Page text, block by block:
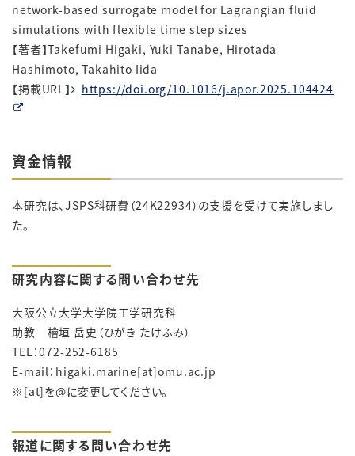
network-based surrogate model for Lagrangian fluid
simulations with flexible time step sizes
【著者】Takefumi Higaki, Yuki Tanabe, Hirotada
Hashimoto, Takahito Iida
【掲載URL】
https://doi.org/10.1016/j.apor.2025.104424
資金情報
本研究は、JSPS科研費（24K22934）の支援を受けて実施しまし
た。
研究内容に関する問い合わせ先
大阪公立大学大学院工学研究科
助教 檜垣 岳史（ひがき たけふみ）
TEL：072-252-6185
E-mail： higaki.marine[at]omu.ac.jp
※[at]を@に変更してください。
報道に関する問い合わせ先